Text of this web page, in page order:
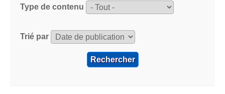
Type de contenu
Trié par